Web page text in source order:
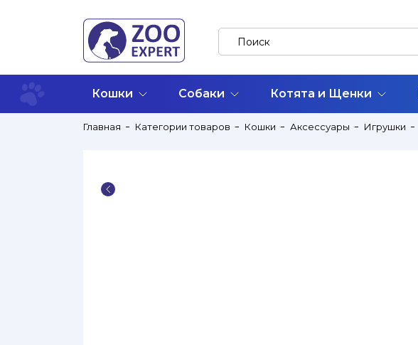
Кошки Собаки Котята и Щенки
Главная Категории товаров Кошки Аксессуары Игрушки